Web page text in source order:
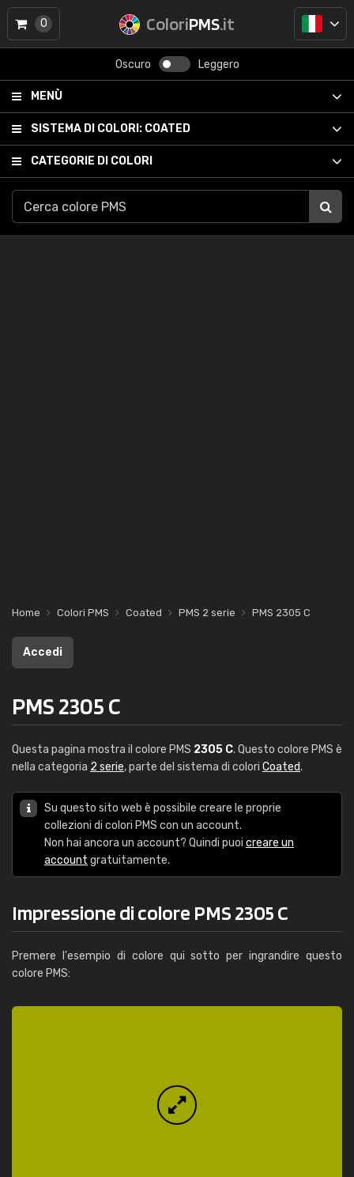
ColoriPMS.it
Oscuro Leggero
MENÙ
SISTEMA DI COLORI: COATED
CATEGORIE DI COLORI
0
Home Colori PMS Coated PMS 2 serie PMS 2305 C
Accedi
PMS 2305 C
Questa pagina mostra il colore PMS 2305 C. Questo colore PMS è
nella categoria 2 serie, parte del sistema di colori Coated.
Su questo sito web è possibile creare le proprie
collezioni di colori PMS con un account.
Non hai ancora un account? Quindi puoi creare un
account gratuitamente.
Impressione di colore PMS 2305 C
Premere l'esempio di colore qui sotto per ingrandire questo
colore PMS: